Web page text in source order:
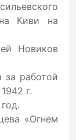
Киви на
Новиков
за работой
г.
«Огнем